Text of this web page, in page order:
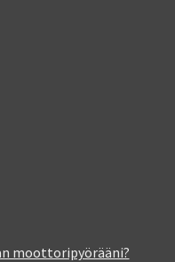
moottoripyörääni?